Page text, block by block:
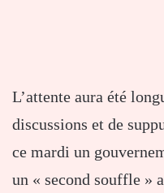
L’attente aura été
discussions et de
ce mardi un
un « second souffle »